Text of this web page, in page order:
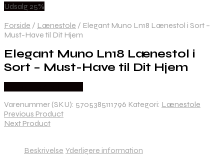
Udsalg 25%
Forside / Lænestole / Elegant Muno Ln18 Lænestol i Sort –
Must-Have til Dit Hjem
Elegant Muno Ln18 Lænestol i
Sort – Must-Have til Dit Hjem
Varenummer (SKU): 5705385111796 Kategori: Lænestole
Previous Product
Next Product
Beskrivelse Yderligere information